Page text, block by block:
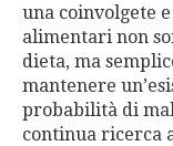
una coinvolgete
alimentari non
dieta, ma
mantenere
probabilità di
continua ricerca